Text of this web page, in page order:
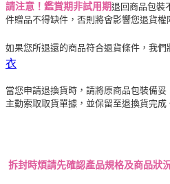
請注意！鑑賞期非試用期退回商品包裝
件贈品不得缺件，否則將會影響您退貨權
如果您所退還的商品符合退貨條件，我們
衣
當您申請退換貨時，請將原商品包裝備
主動索取取貨單據，並保留至退換貨完成
拆封時煩請先確認產品規格及商品狀